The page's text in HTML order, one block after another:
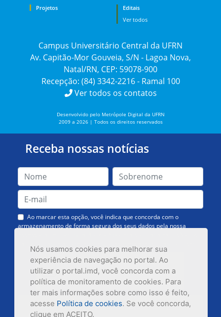
Nós usamos cookies para melhorar sua
experiência de navegação no portal. Ao
utilizar o portal.imd, você concorda com a
política de monitoramento de cookies. Para
ter mais informações sobre como isso é feito,
acesse Política de cookies. Se você concorda,
clique em ACEITO.
Projetos
Editais
Ver todos
Campus Universitário Central da UFRN
Av. Capitão-Mor Gouveia, S/N - Lagoa Nova,
Natal/RN, CEP: 59078-900
Recepção: (84) 3342-2216 - Ramal 100
Ver todos os contatos
Desenvolvido pelo Metrópole Digital da UFRN
2009 a 2026 | Todos os direitos reservados
Receba nossas notícias
Ao marcar esta opção, você indica que concorda com o
armazenamento de forma segura dos seus dados pela nossa
Inscrever-se